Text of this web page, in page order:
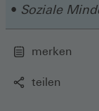
Soziale
merken
teilen